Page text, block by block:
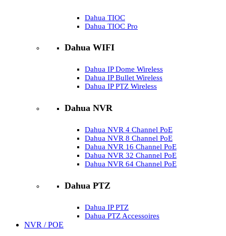
Dahua TIOC
Dahua TIOC Pro
Dahua WIFI
Dahua IP Dome Wireless
Dahua IP Bullet Wireless
Dahua IP PTZ Wireless
Dahua NVR
Dahua NVR 4 Channel PoE
Dahua NVR 8 Channel PoE
Dahua NVR 16 Channel PoE
Dahua NVR 32 Channel PoE
Dahua NVR 64 Channel PoE
Dahua PTZ
Dahua IP PTZ
Dahua PTZ Accessoires
NVR / POE